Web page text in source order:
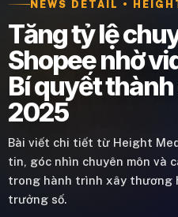
NEWS DETAIL •
Tăng tỷ lệ
Shopee nhờ
Bí quyết
2025
Bài viết chi tiết từ Height
tin, góc nhìn chuyên môn và
trong hành trình xây thương
trưởng số.